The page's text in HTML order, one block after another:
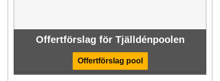
Offertförslag för Tjälldénpoolen
Offertförslag pool